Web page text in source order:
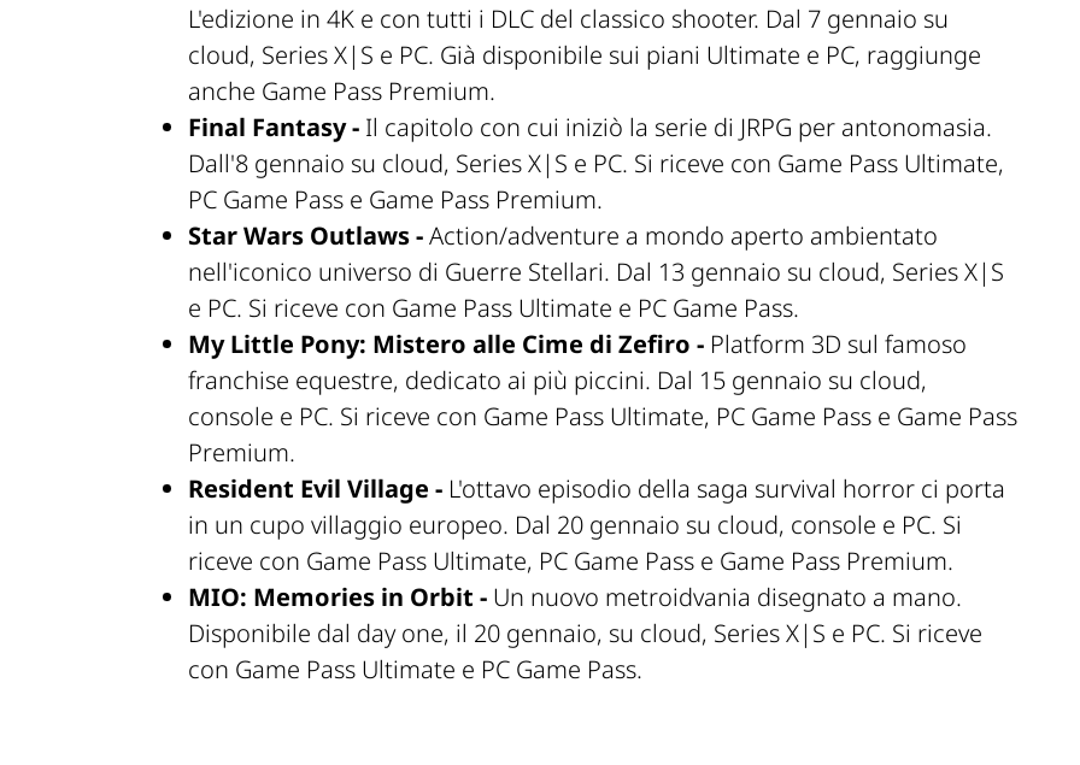
L'edizione in 4K e con tutti i DLC del classico shooter. Dal 7 gennaio su
cloud, Series X|S e PC. Già disponibile sui piani Ultimate e PC, raggiunge
anche Game Pass Premium.
Final Fantasy - Il capitolo con cui iniziò la serie di JRPG per antonomasia.
Dall'8 gennaio su cloud, Series X|S e PC. Si riceve con Game Pass Ultimate,
PC Game Pass e Game Pass Premium.
Star Wars Outlaws -Action/adventure a mondo aperto ambientato
nell'iconico universo di Guerre Stellari. Dal 13 gennaio su cloud, Series X|S
e PC. Si riceve con Game Pass Ultimate e PC Game Pass.
My Little Pony: Mistero alle Cime di Zefiro - Platform 3D sul famoso
franchise equestre, dedicato ai più piccini. Dal 15 gennaio su cloud,
console e PC. Si riceve con Game Pass Ultimate, PC Game Pass e Game Pass
Premium.
Resident Evil Village - L'ottavo episodio della saga survival horror ci porta
in un cupo villaggio europeo. Dal 20 gennaio su cloud, console e PC. Si
riceve con Game Pass Ultimate, PC Game Pass e Game Pass Premium.
MIO: Memories in Orbit - Un nuovo metroidvania disegnato a mano.
Disponibile dal day one, il 20 gennaio, su cloud, Series X|S e PC. Si riceve
con Game Pass Ultimate e PC Game Pass.